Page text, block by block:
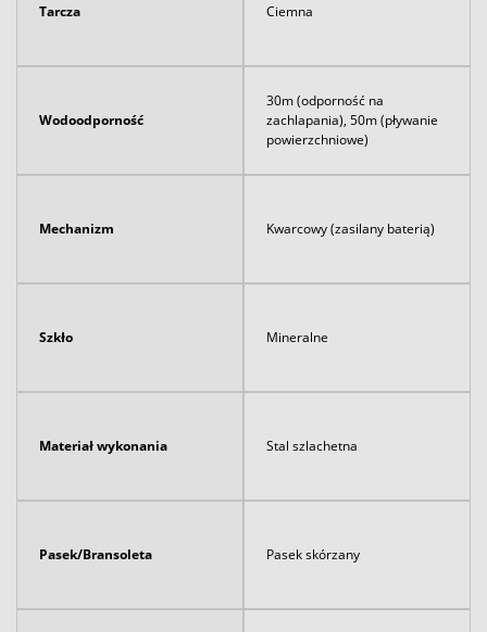
Tarcza Ciemna
Wodoodporność
30m (odporność na
zachlapania), 50m (pływanie
powierzchniowe)
Mechanizm Kwarcowy (zasilany baterią)
Szkło Mineralne
Materiał wykonania Stal szlachetna
Pasek/Bransoleta Pasek skórzany